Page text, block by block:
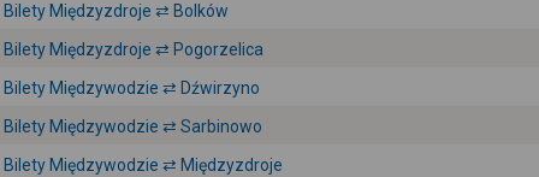
Bilety Międzyzdroje ⇄ Bolków
Bilety Międzyzdroje ⇄ Pogorzelica
Bilety Międzywodzie ⇄ Dźwirzyno
Bilety Międzywodzie ⇄ Sarbinowo
Bilety Międzywodzie ⇄ Międzyzdroje